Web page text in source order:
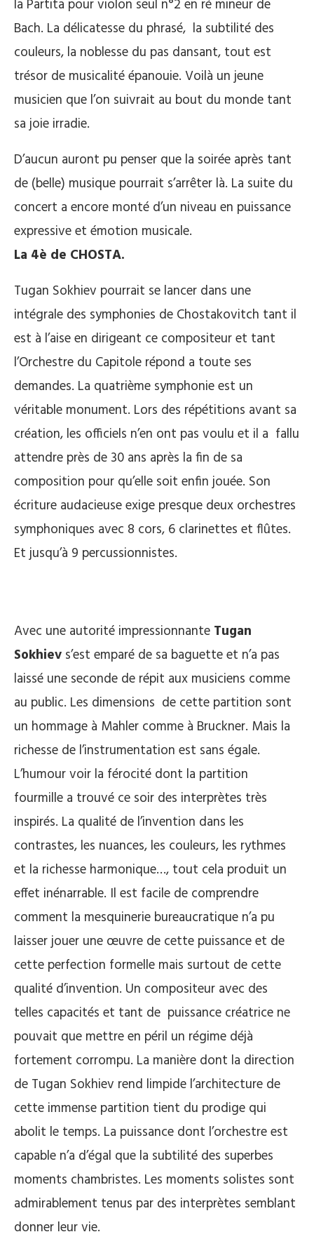
la Partita pour violon seul n°2 en ré mineur de
Bach. La délicatesse du phrasé, la subtilité des
couleurs, la noblesse du pas dansant, tout est
trésor de musicalité épanouie. Voilà un jeune
musicien que l’on suivrait au bout du monde tant
sa joie irradie.
D’aucun auront pu penser que la soirée après tant
de (belle) musique pourrait s’arrêter là. La suite du
concert a encore monté d’un niveau en puissance
expressive et émotion musicale.
La 4è de CHOSTA.
Tugan Sokhiev pourrait se lancer dans une
intégrale des symphonies de Chostakovitch tant il
est à l’aise en dirigeant ce compositeur et tant
l’Orchestre du Capitole répond a toute ses
demandes. La quatrième symphonie est un
véritable monument. Lors des répétitions avant sa
création, les officiels n’en ont pas voulu et il a fallu
attendre près de 30 ans après la fin de sa
composition pour qu’elle soit enfin jouée. Son
écriture audacieuse exige presque deux orchestres
symphoniques avec 8 cors, 6 clarinettes et flûtes.
Et jusqu’à 9 percussionnistes.
Avec une autorité impressionnante Tugan
Sokhiev s’est emparé de sa baguette et n’a pas
laissé une seconde de répit aux musiciens comme
au public. Les dimensions de cette partition sont
un hommage à Mahler comme à Bruckner. Mais la
richesse de l’instrumentation est sans égale.
L’humour voir la férocité dont la partition
fourmille a trouvé ce soir des interprètes très
inspirés. La qualité de l’invention dans les
contrastes, les nuances, les couleurs, les rythmes
et la richesse harmonique…, tout cela produit un
effet inénarrable. Il est facile de comprendre
comment la mesquinerie bureaucratique n’a pu
laisser jouer une œuvre de cette puissance et de
cette perfection formelle mais surtout de cette
qualité d’invention. Un compositeur avec des
telles capacités et tant de puissance créatrice ne
pouvait que mettre en péril un régime déjà
fortement corrompu. La manière dont la direction
de Tugan Sokhiev rend limpide l’architecture de
cette immense partition tient du prodige qui
abolit le temps. La puissance dont l’orchestre est
capable n’a d’égal que la subtilité des superbes
moments chambristes. Les moments solistes sont
admirablement tenus par des interprètes semblant
donner leur vie.